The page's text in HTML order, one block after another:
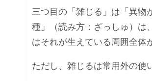
三つ目の「雑じる」は「異物
種」（読み方：ざっしゅ）は
はそれが生えている周囲全体
ただし、雑じるは常用外の使